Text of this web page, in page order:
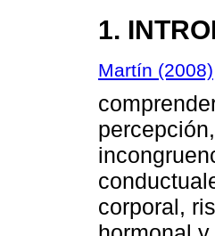
1.
Martín (2008)
corporal,